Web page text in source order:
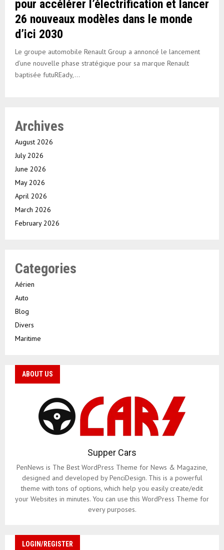
pour accélérer l’électrification et lancer
26 nouveaux modèles dans le monde
d’ici 2030
Le groupe automobile Renault Group a annoncé le lancement
d’une nouvelle phase stratégique pour sa marque Renault
baptisée futuREady,...
Archives
August 2026
July 2026
June 2026
May 2026
April 2026
March 2026
February 2026
Categories
Aérien
Auto
Blog
Divers
Maritime
ABOUT US
Supper Cars
PenNews is The Best WordPress Theme for News & Magazine,
designed and developed by PenciDesign. This is a powerful
theme with tons of options, which help you easily create/edit
your Websites in minutes. You can use this WordPress Theme for
every purposes.
LOGIN/REGISTER